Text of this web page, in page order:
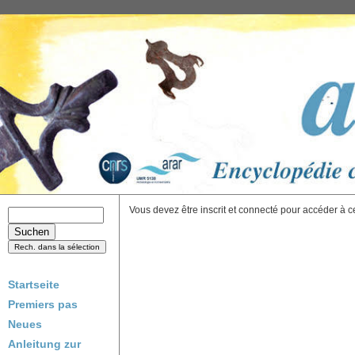
Startseite
Premiers pas
Neues
Anleitung zur
Vous devez être inscrit et connecté pour accéder à